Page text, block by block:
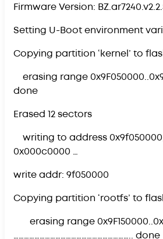
Firmware Version:
Setting U-Boot environment
Copying partition ‘kernel’ to
erasing range
done
Erased 12 sectors
writing to address
0x000c0000 …
write addr: 9f050000
Copying partition ‘rootfs’ to
erasing range
………………………………………………………….. done